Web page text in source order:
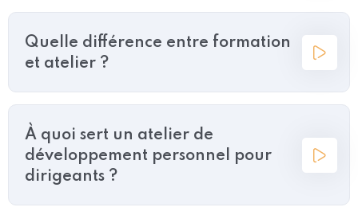
Quelle différence entre formation
et atelier ?
À quoi sert un atelier de
développement personnel pour
dirigeants ?